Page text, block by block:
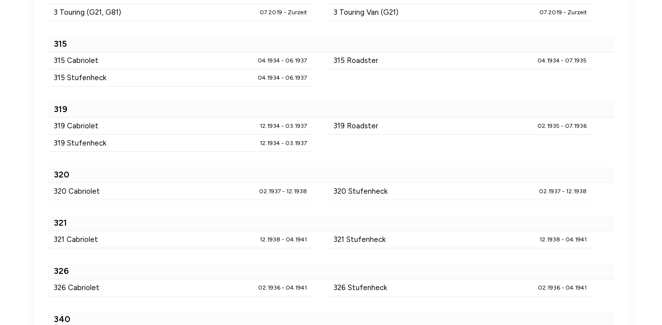
3 Touring (G21, G81) 07.2019 - Zurzeit 3 Touring Van (G21) 07.2019 - Zurzeit
315
315 Cabriolet 04.1934 - 06.1937 315 Roadster 04.1934 - 07.1935
315 Stufenheck 04.1934 - 06.1937
319
319 Cabriolet 12.1934 - 03.1937 319 Roadster 02.1935 - 07.1936
319 Stufenheck 12.1934 - 03.1937
320
320 Cabriolet 02.1937 - 12.1938 320 Stufenheck 02.1937 - 12.1938
321
321 Cabriolet 12.1938 - 04.1941 321 Stufenheck 12.1938 - 04.1941
326
326 Cabriolet 02.1936 - 04.1941 326 Stufenheck 02.1936 - 04.1941
340